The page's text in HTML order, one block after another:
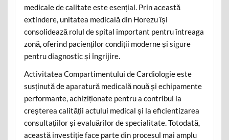
medicale de calitate este esențial. Prin această
extindere, unitatea medicală din Horezu își
consolidează rolul de spital important pentru întreaga
zonă, oferind pacienților condiții moderne și sigure
pentru diagnostic și îngrijire.
Activitatea Compartimentului de Cardiologie este
susținută de aparatură medicală nouă și echipamente
performante, achiziționate pentru a contribui la
creșterea calității actului medical și la eficientizarea
consultațiilor și evaluărilor de specialitate. Totodată,
această investiție face parte din procesul mai amplu